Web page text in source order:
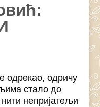
одрекао, одричу
стало до
непријатељи